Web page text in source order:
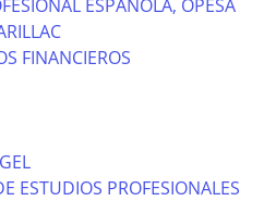
ESPAÑOLA, OPESA
FINANCIEROS
ESTUDIOS PROFESIONALES